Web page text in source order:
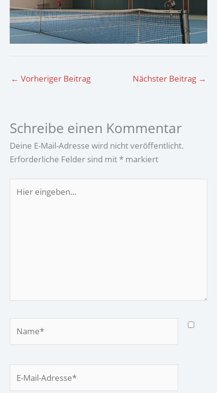
← Vorheriger Beitrag Nächster Beitrag →
Schreibe einen Kommentar
Deine E-Mail-Adresse wird nicht veröffentlicht.
Erforderliche Felder sind mit * markiert
eingeben…
Mail-